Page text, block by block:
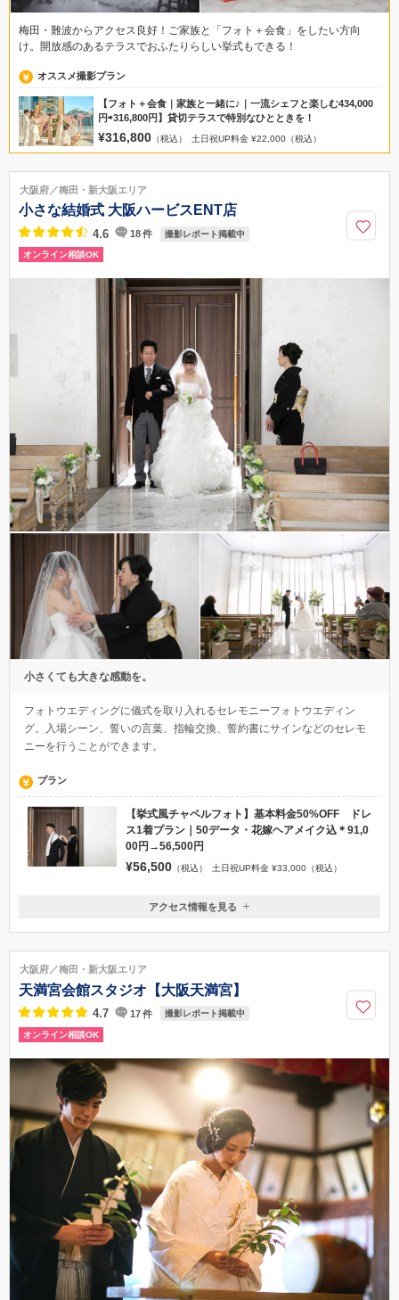
梅田・難波からアクセス良好！ご家族と「フォト＋会食」をしたい方向
け。開放感のあるテラスでおふたりらしい挙式もできる！
オススメ撮影プラン
【フォト＋会食｜家族と一緒に♪｜一流シェフと楽しむ434,000
円⇨316,800円】貸切テラスで特別なひとときを！
¥316,800 （税込） 土日祝UP料金 ¥22,000（税込）
大阪府／梅田・新大阪エリア
小さな結婚式 大阪ハービスENT店
4.6 18件 撮影レポート掲載中
オンライン相談OK
小さくても大きな感動を。
フォトウエディングに儀式を取り入れるセレモニーフォトウエディン
グ。入場シーン、誓いの言葉、指輪交換、誓約書にサインなどのセレモ
ニーを行うことができます。
プラン
【挙式風チャペルフォト】基本料金50%OFF ドレ
ス1着プラン｜50データ・花嫁ヘアメイク込＊91,0
00円→56,500円
¥56,500 （税込） 土日祝UP料金 ¥33,000（税込）
大阪府大阪市北区梅田2-2-22ハービスPLAZA ENT4F
0120-945-906
アクセス情報を見る
大阪府／梅田・新大阪エリア
天満宮会館スタジオ【大阪天満宮】
4.7 17件 撮影レポート掲載中
オンライン相談OK